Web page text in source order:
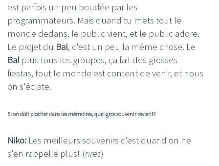
est parfois un peu boudée par les
programmateurs. Mais quand tu mets tout le
monde dedans, le public vient, et le public adore.
Le projet du Bal, c'est un peu la même chose. Le
Bal plus tous les groupes, ça fait des grosses
fiestas, tout le monde est content de venir, et nous
on s'éclate.
Si on doit piocher dans les mémoires, quel gros souvenir revient?
Niko: Les meilleurs souvenirs c'est quand on ne
s'en rappelle plus! (rires)